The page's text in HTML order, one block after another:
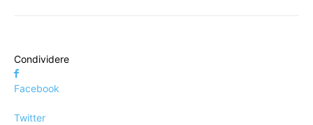
Condividere
Facebook
Twitter